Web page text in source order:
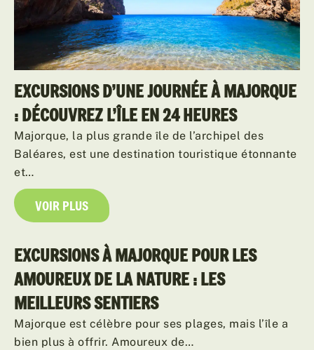
EXCURSIONS D’UNE JOURNÉE À MAJORQUE
: DÉCOUVREZ L’ÎLE EN 24 HEURES
Majorque, la plus grande île de l’archipel des
Baléares, est une destination touristique étonnante
et…
VOIR PLUS
EXCURSIONS À MAJORQUE POUR LES
AMOUREUX DE LA NATURE : LES
MEILLEURS SENTIERS
Majorque est célèbre pour ses plages, mais l’île a
bien plus à offrir. Amoureux de…